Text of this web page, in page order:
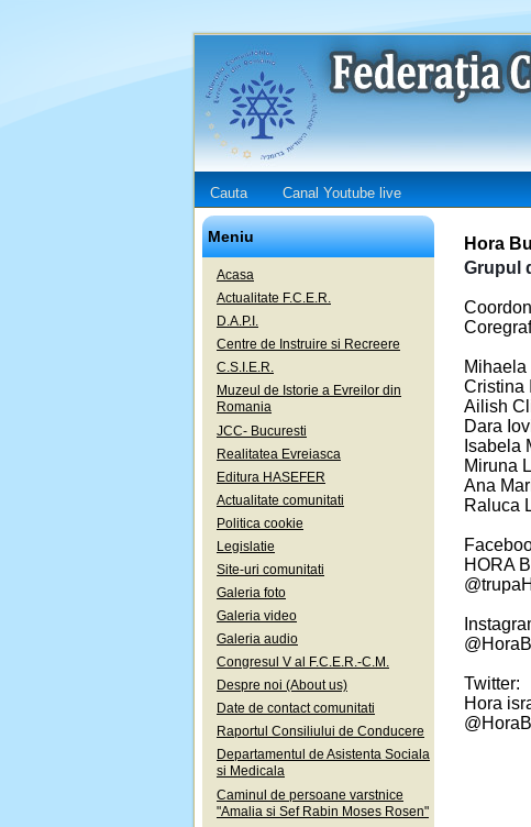
Cauta Canal Youtube live
Meniu
Acasa
Actualitate F.C.E.R.
D.A.P.I.
Centre de Instruire si Recreere
C.S.I.E.R.
Muzeul de Istorie a Evreilor din
Romania
JCC- Bucuresti
Realitatea Evreiasca
Editura HASEFER
Actualitate comunitati
Politica cookie
Legislatie
Site-uri comunitati
Galeria foto
Galeria video
Galeria audio
Congresul V al F.C.E.R.-C.M.
Despre noi (About us)
Date de contact comunitati
Raportul Consiliului de Conducere
Departamentul de Asistenta Sociala
si Medicala
Caminul de persoane varstnice
"Amalia si Sef Rabin Moses Rosen"
Hora
Grupul
Cristina
Ailish
Dara
Isabela
Miruna
Ana
Raluca
HORA
Twitter:
Hora